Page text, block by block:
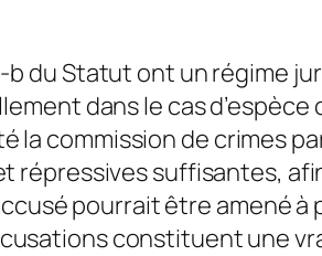
b du Statut ont un régime
dans le cas d’espèce
commission de crimes
répressives suffisantes,
pourrait être amené
constituent une